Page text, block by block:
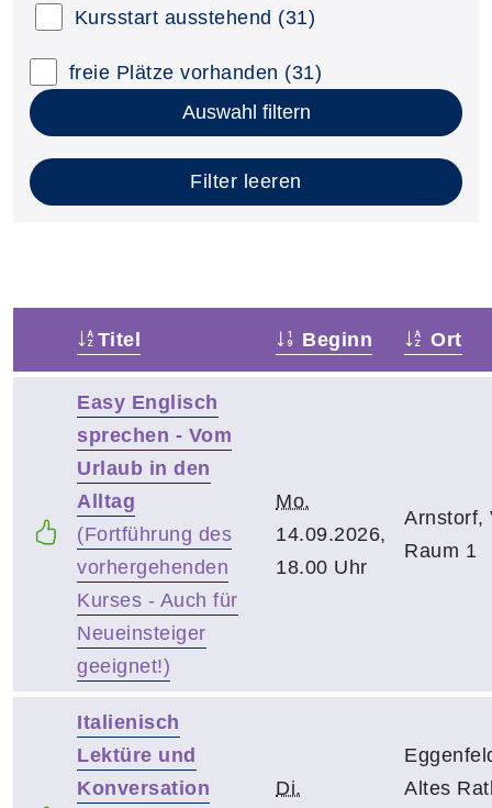
Kursstart ausstehend (31)
freie Plätze vorhanden (31)
Auswahl filtern
Filter leeren
Titel Beginn Ort
Easy Englisch
sprechen - Vom
Urlaub in den
Alltag
(Fortführung des
vorhergehenden
Kurses - Auch für
Neueinsteiger
geeignet!)
Mo.
14.09.2026,
18.00 Uhr
Arnstorf,
Raum 1
Italienisch
Lektüre und
Konversation
Di.
Altes